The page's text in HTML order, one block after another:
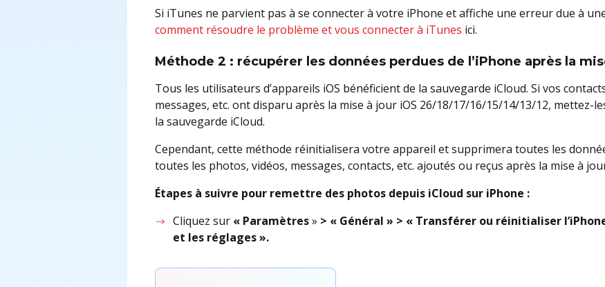
Si iTunes ne parvient pas à se connecter à votre iPhone et affiche une erreur due à
comment résoudre le problème et vous connecter à iTunes ici.
Méthode 2 : récupérer les données perdues de l’iPhone après la
Tous les utilisateurs d’appareils iOS bénéficient de la sauvegarde iCloud. Si vos
messages, etc. ont disparu après la mise à jour iOS 26/18/17/16/15/14/13/12, mettez-
la sauvegarde iCloud.
Cependant, cette méthode réinitialisera votre appareil et supprimera toutes les
toutes les photos, vidéos, messages, contacts, etc. ajoutés ou reçus après la mise à
Étapes à suivre pour remettre des photos depuis iCloud sur iPhone :
Cliquez sur « Paramètres» > « Général » > « Transférer ou réinitialiser
et les réglages ».